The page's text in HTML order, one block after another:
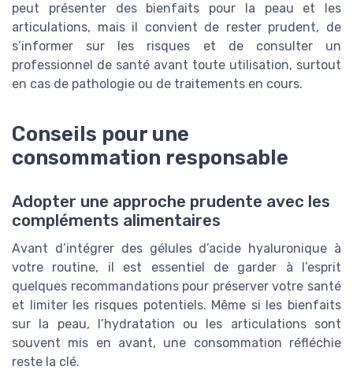
peut présenter des bienfaits pour la peau et les
articulations, mais il convient de rester prudent, de
s’informer sur les risques et de consulter un
professionnel de santé avant toute utilisation, surtout
en cas de pathologie ou de traitements en cours.
Conseils pour une
consommation responsable
Adopter une approche prudente avec les
compléments alimentaires
Avant d’intégrer des gélules d’acide hyaluronique à
votre routine, il est essentiel de garder à l’esprit
quelques recommandations pour préserver votre santé
et limiter les risques potentiels. Même si les bienfaits
sur la peau, l’hydratation ou les articulations sont
souvent mis en avant, une consommation réfléchie
reste la clé.